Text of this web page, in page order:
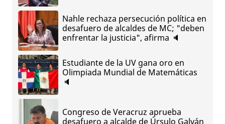
Nahle rechaza persecución política en
desafuero de alcaldes de MC; "deben
enfrentar la justicia", afirma 🔈
Estudiante de la UV gana oro en
Olimpiada Mundial de Matemáticas
🔈
Congreso de Veracruz aprueba
desafuero a alcalde de Úrsulo Galván